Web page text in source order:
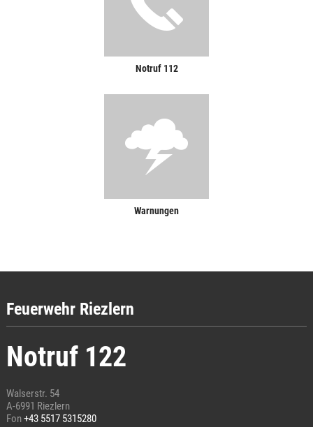
Notruf 112
Warnungen
Feuerwehr Riezlern
Notruf 122
Walserstr. 54
A-6991 Riezlern
Fon+43 5517 5315280